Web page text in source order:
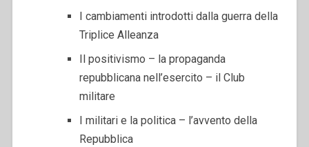
I cambiamenti introdotti dalla guerra della
Triplice Alleanza
Il positivismo – la propaganda
repubblicana nell’esercito – il Club
militare
I militari e la politica – l’avvento della
Repubblica